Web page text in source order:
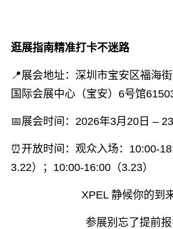
逛展指南精准打卡不迷路
📍展会地址：深圳市宝安区福海
国际会展中心（宝安）6号馆
📅展会时间：2026年3月20日 –
⏰开放时间：观众入场：10:00-
3.22）；10:00-16:00（3.23）
XPEL 静候你的到来
参展别忘了提前报